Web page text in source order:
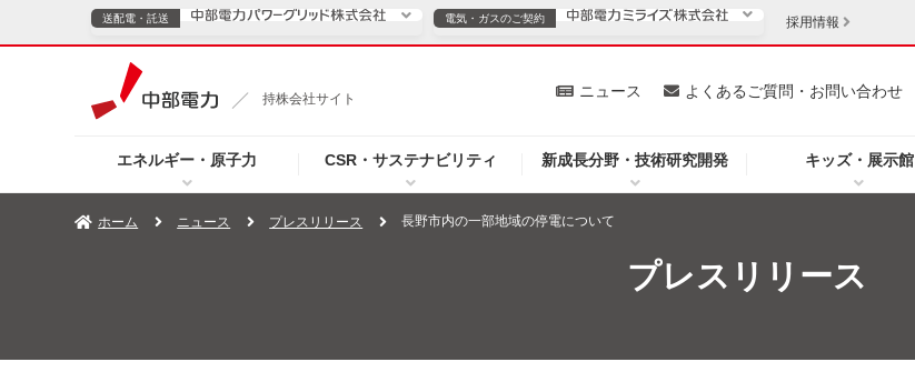
持株会社サイト
エネルギー・原子力 CSR・サステナビリティ 新成長分野・技術研究開発 キッズ・展示館
ニュース よくあるご質問・お問い合わせ
送配電・託送
TOPページへ ご案内 安定供給
企業情報
電気・ガスのご契約
電気・ガスのご契約
TOPページへ 個人のお客さま 法人のお客さま
採用情報
ホーム ニュース プレスリリース 長野市内の一部地域の停電について
プレスリリース